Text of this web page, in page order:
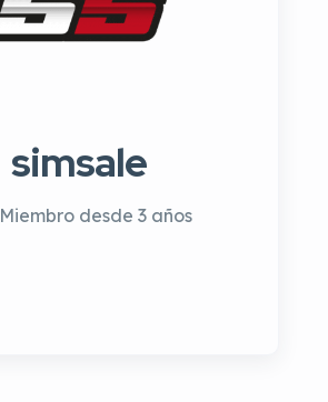
simsale
Miembro desde 3 años